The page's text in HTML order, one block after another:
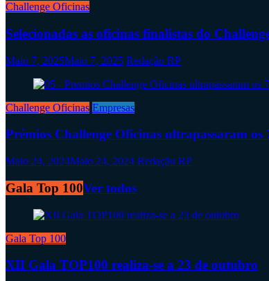
Challenge Oficinas
Selecionadas as oficinas finalistas do
Maio 7, 2025Maio 7, 2025 Redação RP
Challenge Oficinas Empresas
Prémios Challenge Oficinas ultrapassaram os
Maio 24, 2024Maio 24, 2024 Redação RP
Gala Top 100Ver todos
Gala Top 100
XII Gala TOP100 realiza-se a 23 de outubro